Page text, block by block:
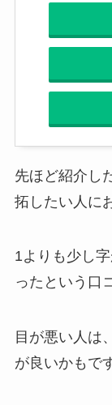
先ほど紹介し
拓したい人に
1よりも少し
ったという口
目が悪い人は
が良いかもで